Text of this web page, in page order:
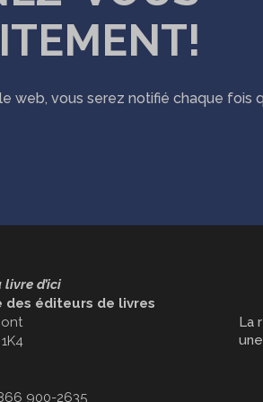
web, vous serez notifié chaque fois
d’ici
éditeurs de livres
900-2635
La